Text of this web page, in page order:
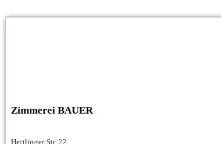
Zimmerei BAUER
Hettlinger Str. 22